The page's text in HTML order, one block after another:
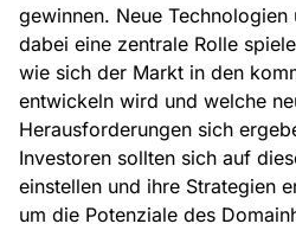
gewinnen. Neue
dabei eine zentrale Rolle
wie sich der Markt in den
entwickeln wird und welche
Herausforderungen sich
Investoren sollten sich auf
einstellen und ihre Strategien
um die Potenziale des